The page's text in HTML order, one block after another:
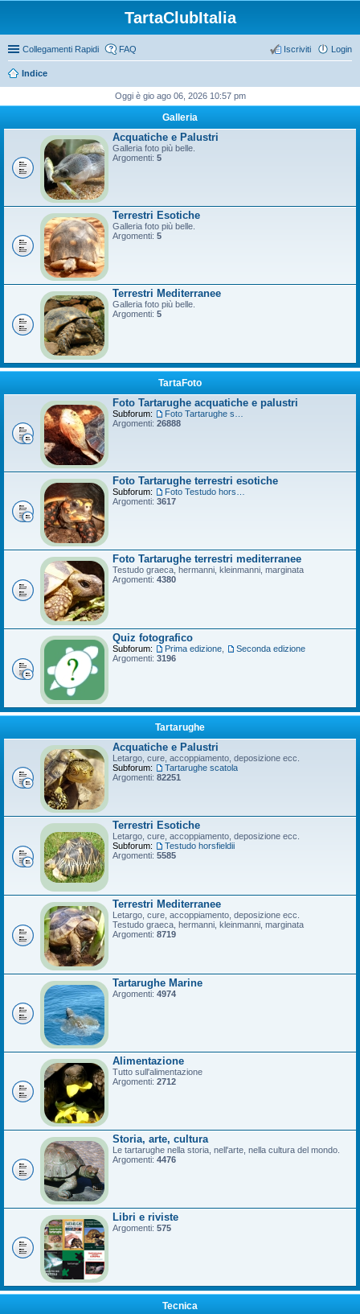
TartaClubItalia
Collegamenti Rapidi FAQ Login
Iscriviti
Indice
Oggi è gio ago 06, 2026 10:57 pm
Galleria
Acquatiche e Palustri
Galleria foto più belle.
Argomenti: 5
Terrestri Esotiche
Galleria foto più belle.
Argomenti: 5
Terrestri Mediterranee
Galleria foto più belle.
Argomenti: 5
TartaFoto
Foto Tartarughe acquatiche e palustri
Subforum:
Argomenti: 26888
Foto Tartarughe terrestri esotiche
Subforum:
Argomenti: 3617
Foto Tartarughe terrestri mediterranee
Testudo graeca, hermanni, kleinmanni, marginata
Argomenti: 4380
Quiz fotografico
Subforum: Prima edizione
Seconda edizione
Argomenti: 3196
Tartarughe
Acquatiche e Palustri
Letargo, cure, accoppiamento, deposizione ecc.
Subforum:
Tartarughe scatola
Argomenti: 82251
Terrestri Esotiche
Letargo, cure, accoppiamento, deposizione ecc.
Subforum:
Testudo horsfieldii
Argomenti: 5585
Terrestri Mediterranee
Letargo, cure, accoppiamento, deposizione ecc.
Testudo graeca, hermanni, kleinmanni, marginata
Argomenti: 8719
Tartarughe Marine
Argomenti: 4974
Alimentazione
Tutto sull'alimentazione
Argomenti: 2712
Storia, arte, cultura
Le tartarughe nella storia, nell'arte, nella cultura del mondo.
Argomenti: 4476
Libri e riviste
Argomenti: 575
Tecnica